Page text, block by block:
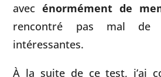
avecénormément de
rencontré pas mal de
intéressantes.
À la suite de ce test, j’ai